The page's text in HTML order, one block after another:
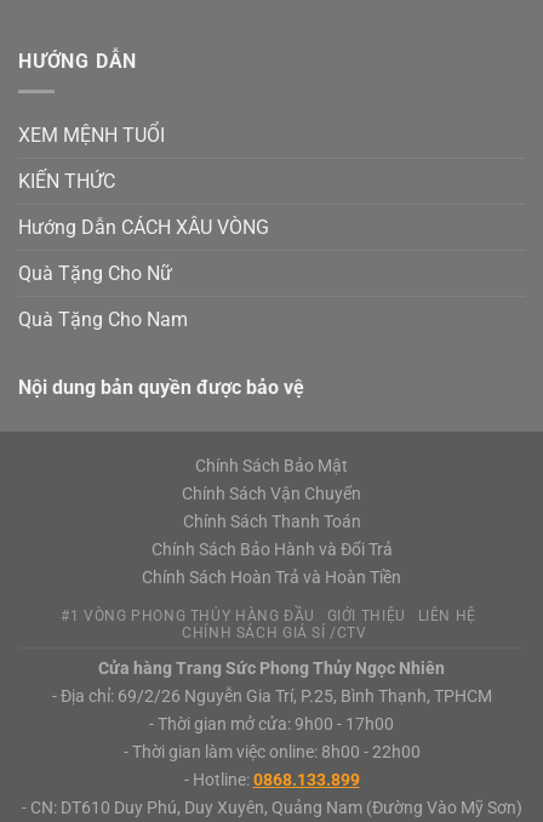
HƯỚNG DẪN
XEM MỆNH TUỔI
KIẾN THỨC
Hướng Dẫn CÁCH XÂU VÒNG
Quà Tặng Cho Nữ
Quà Tặng Cho Nam
Nội dung bản quyền được bảo vệ
Chính Sách Bảo Mật
Chính Sách Vận Chuyển
Chính Sách Thanh Toán
Chính Sách Bảo Hành và Đổi Trả
Chính Sách Hoàn Trả và Hoàn Tiền
#1 VÒNG PHONG THỦY HÀNG ĐẦU GIỚI THIỆU
LIÊN HỆ
CHÍNH SÁCH GIÁ SỈ /CTV
Cửa hàng Trang Sức Phong Thủy Ngọc Nhiên
- Địa chỉ: 69/2/26 Nguyễn Gia Trí, P.25, Bình Thạnh, TPHCM
- Thời gian mở cửa: 9h00 - 17h00
- Thời gian làm việc online: 8h00 - 22h00
- Hotline:0868.133.899
- CN: DT610 Duy Phú, Duy Xuyên, Quảng Nam (Đường Vào Mỹ Sơn)